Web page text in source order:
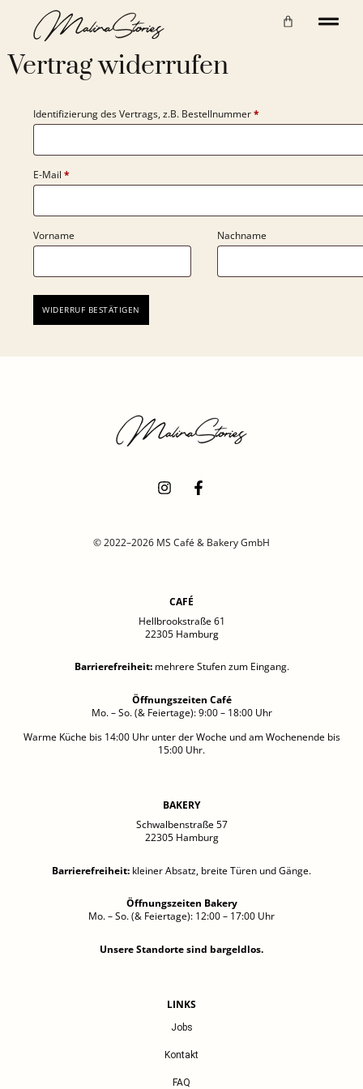
Vertrag widerrufen
Identifizierung des Vertrags, z.B. Bestellnummer*
E-Mail *
E-
Mail
(wiederholen)
Vorname Nachname
WIDERRUF BESTÄTIGEN
© 2022–2026 MS Café & Bakery GmbH
CAFÉ
Hellbrookstraße 61
22305 Hamburg
Barrierefreiheit: mehrere Stufen zum Eingang.
Öffnungszeiten Café
Mo. – So. (& Feiertage): 9:00 – 18:00 Uhr
Warme Küche bis 14:00 Uhr unter der Woche und am Wochenende bis
15:00 Uhr.
BAKERY
Schwalbenstraße 57
22305 Hamburg
Barrierefreiheit: kleiner Absatz, breite Türen und Gänge.
Öffnungszeiten Bakery
Mo. – So. (& Feiertage): 12:00 – 17:00 Uhr
Unsere Standorte sind bargeldlos.
LINKS
Jobs
Kontakt
FAQ